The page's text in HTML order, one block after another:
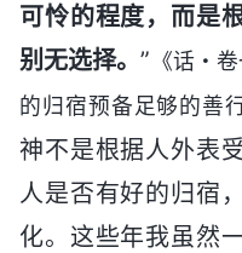
可怜的程度，而是
别无选择。” 《话・
的归宿预备足够的善行
神不是根据人外表
人是否有好的归宿
化。这些年我虽然